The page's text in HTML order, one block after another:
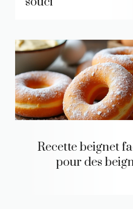
Recette beignet
pour des